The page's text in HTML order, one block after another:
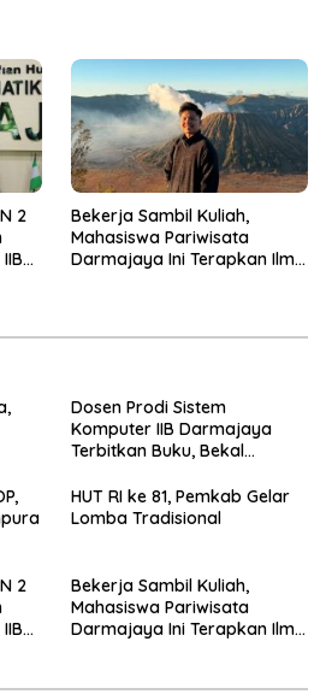
2
Bekerja Sambil Kuliah,
Mahasiswa Pariwisata
Darmajaya Ini Terapkan Ilmu
Dosen Prodi Sistem
Komputer IIB Darmajaya
Terbitkan Buku, Bekal
Sensor dan Aktuator
HUT RI ke 81, Pemkab Gelar
Lomba Tradisional
2
Bekerja Sambil Kuliah,
Mahasiswa Pariwisata
Darmajaya Ini Terapkan Ilmu